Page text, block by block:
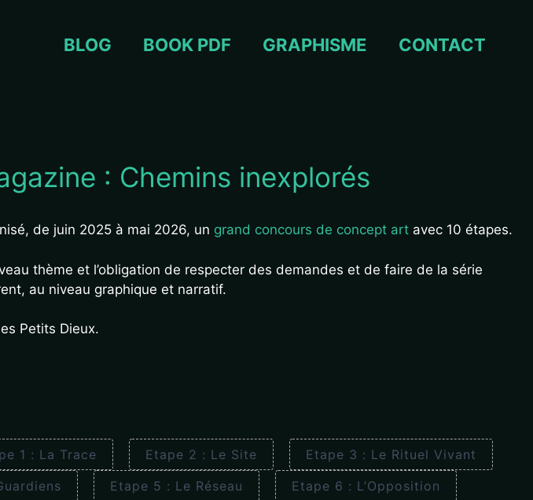
BLOG BOOK PDF GRAPHISME CONTACT
: Chemins inexplorés
de juin 2025 à mai 2026, un grand concours de concept art avec 10 étapes.
thème et l’obligation de respecter des demandes et de faire de la série
au niveau graphique et narratif.
Petits Dieux.
1 : La Trace Etape 2 : Le Site
Etape 3 : Le Rituel Vivant
Etape 5 : Le Réseau
Etape 6 : L’Opposition